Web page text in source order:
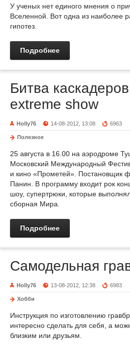
У ученых нет единого мне­ния о
Вселенной. Вот одна из наиболее
гипотез.
Подробнее
Битва
extreme show
Holly76 14-08-2012, 13:08 6963
Полезное
25 августа в 16.00 на аэродроме
Московский Международный
и кино «Прометей». Постановщик
Панин. В программу входит рок
шоу, супертрюки, которые
сборная Мира.
Подробнее
Самодельная
Holly76 13-08-2012, 12:38 6983
Хобби
Инструкция по изготовлению
интересно сделать для себя, а
близким или друзьям.